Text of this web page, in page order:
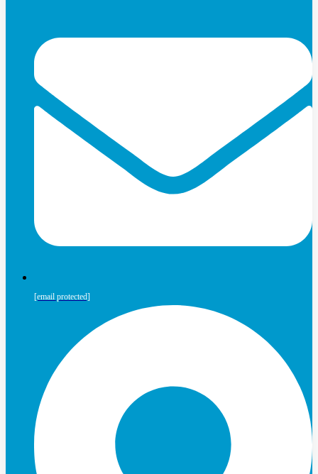
[email protected]